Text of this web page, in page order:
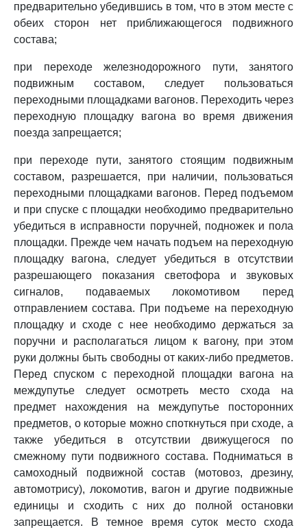
предварительно убедившись в том, что в этом месте с
обеих сторон нет приближающегося подвижного
состава;
при переходе железнодорожного пути, занятого
подвижным составом, следует пользоваться
переходными площадками вагонов. Переходить через
переходную площадку вагона во время движения
поезда запрещается;
при переходе пути, занятого стоящим подвижным
составом, разрешается, при наличии, пользоваться
переходными площадками вагонов. Перед подъемом
и при спуске с площадки необходимо предварительно
убедиться в исправности поручней, подножек и пола
площадки. Прежде чем начать подъем на переходную
площадку вагона, следует убедиться в отсутствии
разрешающего показания светофора и звуковых
сигналов, подаваемых локомотивом перед
отправлением состава. При подъеме на переходную
площадку и сходе с нее необходимо держаться за
поручни и располагаться лицом к вагону, при этом
руки должны быть свободны от каких-либо предметов.
Перед спуском с переходной площадки вагона на
междупутье следует осмотреть место схода на
предмет нахождения на междупутье посторонних
предметов, о которые можно споткнуться при сходе, а
также убедиться в отсутствии движущегося по
смежному пути подвижного состава. Подниматься в
самоходный подвижной состав (мотовоз, дрезину,
автомотрису), локомотив, вагон и другие подвижные
единицы и сходить с них до полной остановки
запрещается. В темное время суток место схода